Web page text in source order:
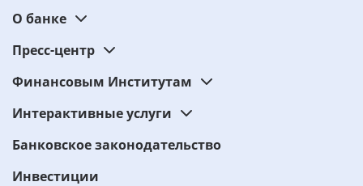
О банке
Пресс-центр
Финансовым Институтам
Интерактивные услуги
Банковское законодательство
Инвестиции